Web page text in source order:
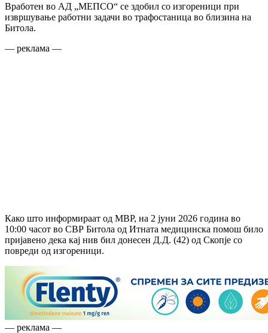
Вработен во АД „МЕПСО“ се здобил со изгореници при
извршување работни задачи во трафостаница во близина на
Битола.
— реклама —
Како што информираат од МВР, на 2 јуни 2026 година во
10:00 часот во СВР Битола од Итната медицинска помош било
пријавено дека кај нив бил донесен Д.Д. (42) од Скопје со
повреди од изгореници.
— реклама —